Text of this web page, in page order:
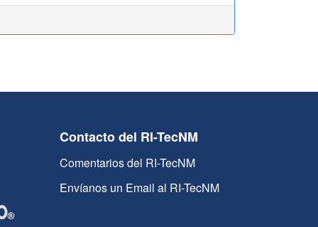
Contacto del RI-TecNM
Comentarios del RI-TecNM
Envíanos un Email al RI-TecNM